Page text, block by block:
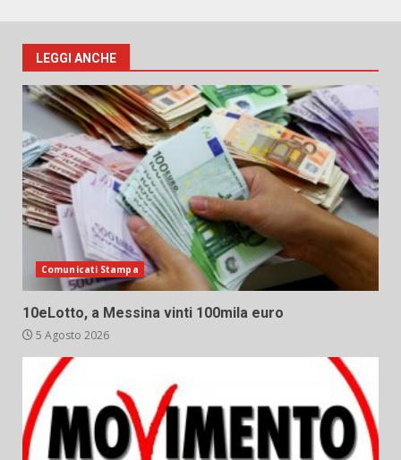
LEGGI ANCHE
Comunicati Stampa
10eLotto, a Messina vinti 100mila euro
5 Agosto 2026